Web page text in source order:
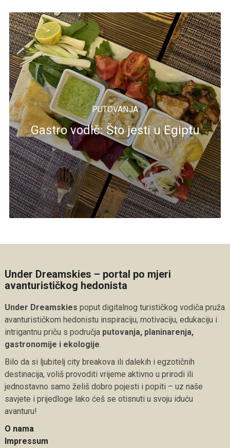
PUTOVANJA
Gastro vodič: Što jesti u Egiptu
Under Dreamskies – portal po mjeri
avanturističkog hedonista
Under Dreamskies poput digitalnog turističkog vodiča pruža
avanturističkom hedonistu inspiraciju, motivaciju, edukaciju i
intrigantnu priču s područja putovanja, planinarenja,
gastronomije i ekologije.
Bilo da si ljubitelj city breakova ili dalekih i egzotičnih
destinacija, voliš provoditi vrijeme aktivno u prirodi ili
jednostavno samo želiš dobro pojesti i popiti – uz naše
savjete i prijedloge lako ćeš se otisnuti u svoju iduću
avanturu!
O nama
Impressum